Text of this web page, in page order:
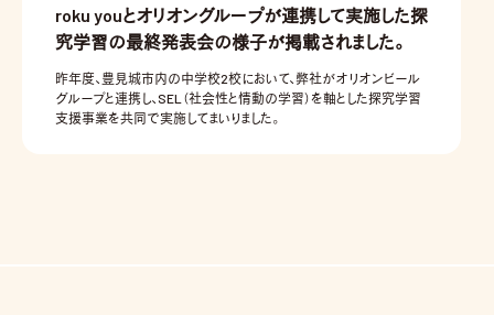
roku youとオリオングループが連携して実施した探
究学習の最終発表会の様子が掲載されました。
昨年度、豊見城市内の中学校2校において、弊社がオリオンビール
グループと連携し、SEL（社会性と情動の学習）を軸とした探究学習
支援事業を共同で実施してまいりました。